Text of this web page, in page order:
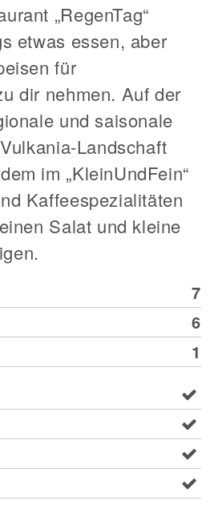
„RegenTag“
etwas essen, aber
für
dir nehmen. Auf der
und saisonale
Landschaft
im „KleinUndFein“
Kaffeespezialitäten
Salat und kleine
7
6
1